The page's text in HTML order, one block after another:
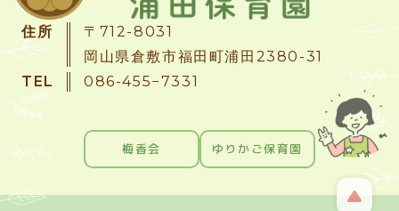
住所
〒712-8031
岡山県倉敷市福田町浦田2380-31
TEL
086-455−7331
梅香会 ゆりかご保育園